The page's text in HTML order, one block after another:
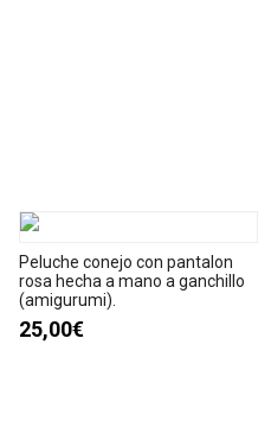
Peluche conejo con pantalon
rosa hecha a mano a ganchillo
(amigurumi).
25,00€